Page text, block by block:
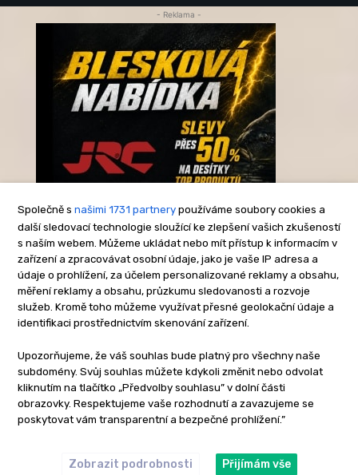
Společně s našimi 1731 partnery používáme soubory cookies a
další sledovací technologie sloužící ke zlepšení vašich zkušeností
s naším webem. Můžeme ukládat nebo mít přístup k informacím v
zařízení a zpracovávat osobní údaje, jako je vaše IP adresa a
údaje o prohlížení, za účelem personalizované reklamy a obsahu,
měření reklamy a obsahu, průzkumu sledovanosti a rozvoje
služeb. Kromě toho můžeme využívat přesné geolokační údaje a
identifikaci prostřednictvím skenování zařízení.
Upozorňujeme, že váš souhlas bude platný pro všechny naše
subdomény. Svůj souhlas můžete kdykoli změnit nebo odvolat
kliknutím na tlačítko „Předvolby souhlasu” v dolní části
obrazovky. Respektujeme vaše rozhodnutí a zavazujeme se
poskytovat vám transparentní a bezpečné prohlížení.”
Zobrazit podrobnosti Přijímám vše
- Reklama -
-Reklama-